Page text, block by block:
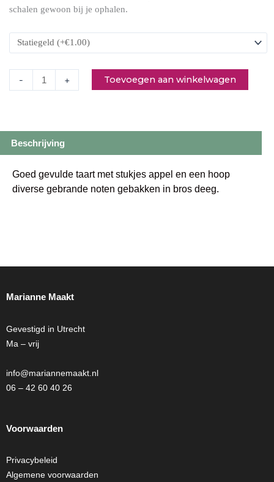
schalen gewoon bij je ophalen.
- + Toevoegen aan winkelwagen
Beschrijving
Goed gevulde taart met stukjes appel en een hoop
diverse gebrande noten gebakken in bros deeg.
Marianne Maakt
Gevestigd in Utrecht
Ma – vrij
info@mariannemaakt.nl
06 – 42 60 40 26
Voorwaarden
Privacybeleid
Algemene voorwaarden